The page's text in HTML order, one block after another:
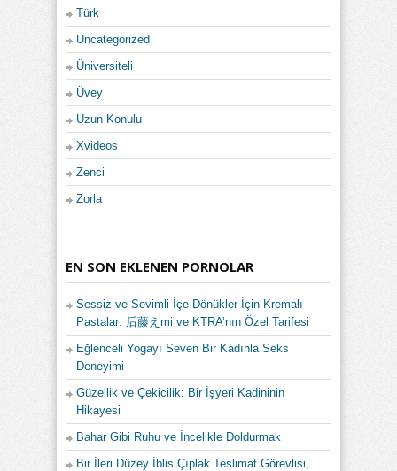
Türk
Uncategorized
Üniversiteli
Üvey
Uzun Konulu
Xvideos
Zenci
Zorla
EN SON EKLENEN PORNOLAR
Sessiz ve Sevimli İçe Dönükler İçin Kremalı
Pastalar: 后藤えmi ve KTRA’nın Özel Tarifesi
Eğlenceli Yogayı Seven Bir Kadınla Seks
Deneyimi
Güzellik ve Çekicilik: Bir İşyeri Kadininin
Hikayesi
Bahar Gibi Ruhu ve İncelikle Doldurmak
Bir İleri Düzey İblis Çıplak Teslimat Görevlisi,